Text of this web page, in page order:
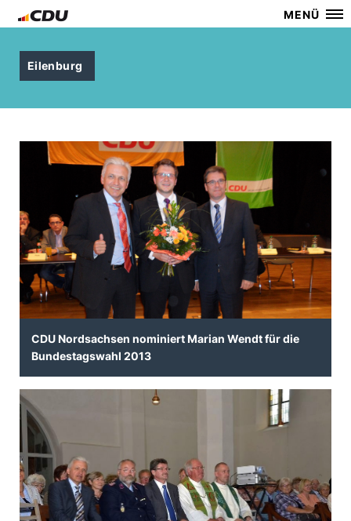
MENÜ
Eilenburg
CDU Nordsachsen nominiert Marian Wendt für die
Bundestagswahl 2013